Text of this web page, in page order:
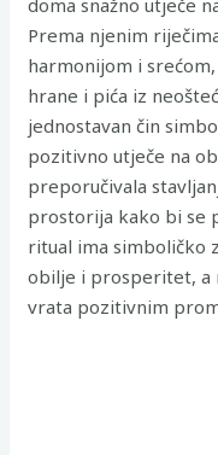
doma snažno utječe
Prema njenim
harmonijom i
hrane i pića iz
jednostavan čin
pozitivno utječe na
preporučivala
prostorija kako bi se
ritual ima simboličko
obilje i prosperitet, a
vrata pozitivnim